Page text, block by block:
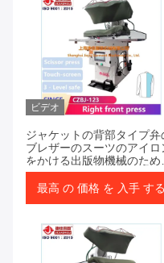
ビデオ
ジャケットの背部タイプ弁
ブレザーのスーツのアイロ
をかける出版物機械のため
商業洗濯の出版物
最高 の 価格 を 入手 する